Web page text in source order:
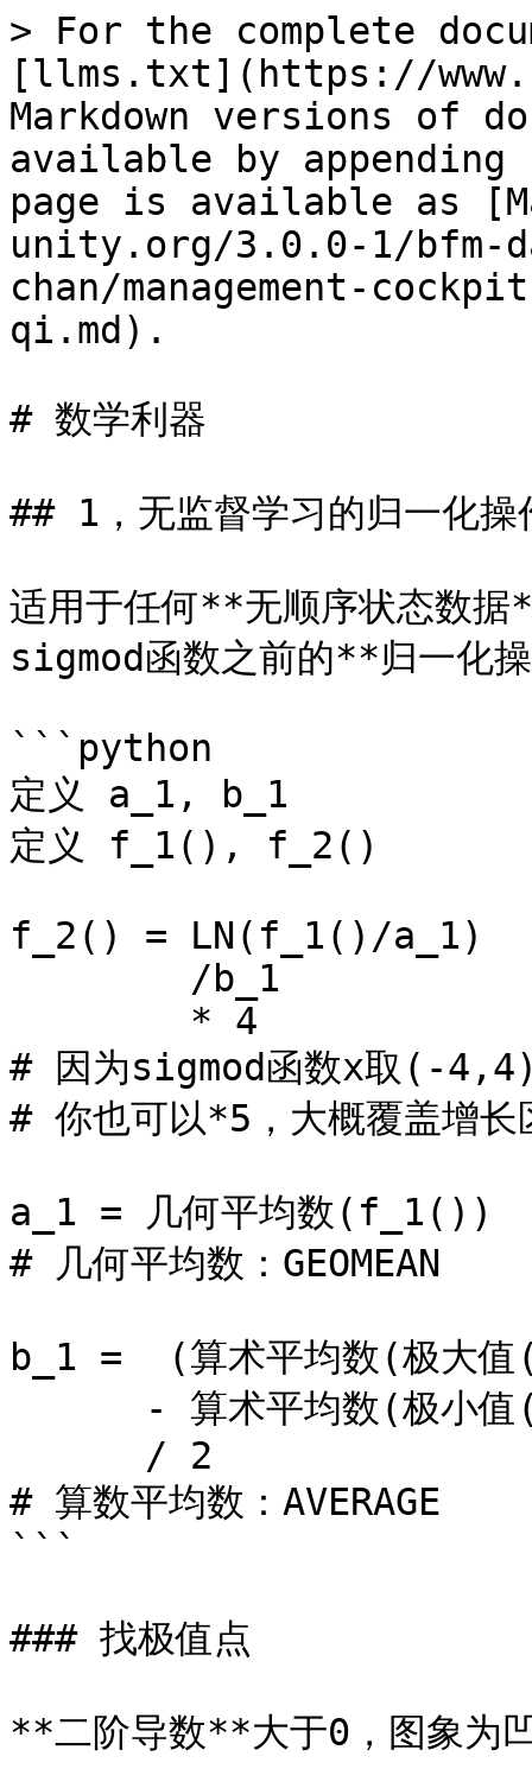
> For the complete
[llms.txt](https://
Markdown versions of
available by
page is available as
unity.org/3.0.0-1/bfm-
chan/management-
qi.md).
# 数学利器
## 1，无监督学习的归一化操
适用于任何**无顺序状态数
sigmod函数之前的**归一化
```python
定义 a_1, b_1
定义 f_1(), f_2()
f_2() = LN(f_1()/a_1)
# 因为sigmod函数x取(-
# 你也可以*5，大概覆盖增长
a_1 = 几何平均数(f_1())
# 几何平均数：GEOMEAN
b_1 =  (算术平均数(极大
# 算数平均数：AVERAGE
```
### 找极值点
**二阶导数**大于0，图象为